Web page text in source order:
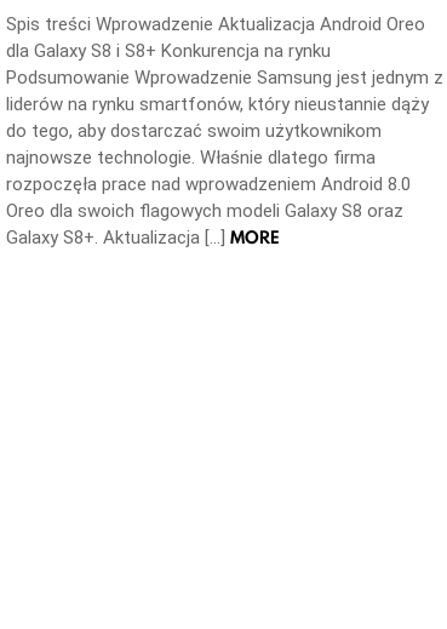
Spis treści Wprowadzenie Aktualizacja Android Oreo
dla Galaxy S8 i S8+ Konkurencja na rynku
Podsumowanie Wprowadzenie Samsung jest jednym z
liderów na rynku smartfonów, który nieustannie dąży
do tego, aby dostarczać swoim użytkownikom
najnowsze technologie. Właśnie dlatego firma
rozpoczęła prace nad wprowadzeniem Android 8.0
Oreo dla swoich flagowych modeli Galaxy S8 oraz
Galaxy S8+. Aktualizacja […] MORE